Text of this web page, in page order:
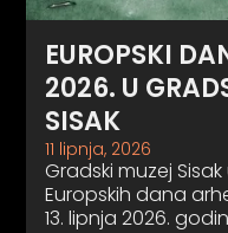
EUROPSKI
2026. U
SISAK
11 lipnja, 2026
Gradski muzej
Europskih dana
13. lipnja 2026.